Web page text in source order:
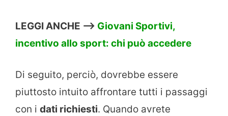
LEGGI ANCHE –> Giovani Sportivi,
incentivo allo sport: chi può accedere
Di seguito, perciò, dovrebbe essere
piuttosto intuito affrontare tutti i passaggi
con i dati richiesti. Quando avrete